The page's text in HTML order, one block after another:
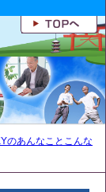
のあんなことこんな